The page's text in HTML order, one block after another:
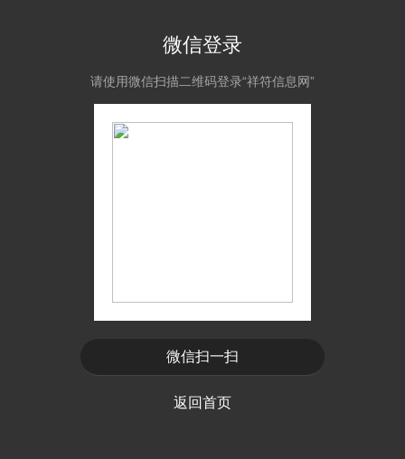
微信登录
请使用微信扫描二维码登录“祥符信息网”
微信扫一扫
返回首页